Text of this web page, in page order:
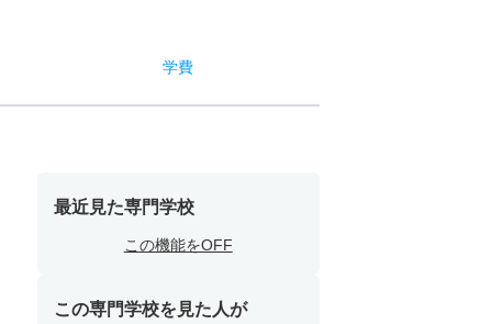
学費
最近見た専門学校
この機能をOFF
この専門学校を見た人が